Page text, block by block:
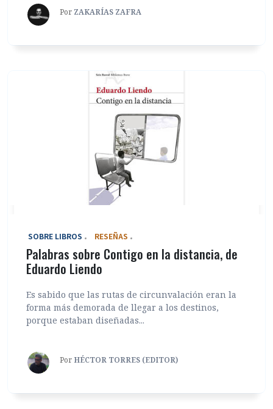
Por ZAKARÍAS ZAFRA
‎ SOBRE LIBROS RESEÑAS
Palabras sobre Contigo en la distancia, de
Eduardo Liendo
Es sabido que las rutas de circunvalación eran la
forma más demorada de llegar a los destinos,
porque estaban diseñadas...
Por HÉCTOR TORRES (EDITOR)